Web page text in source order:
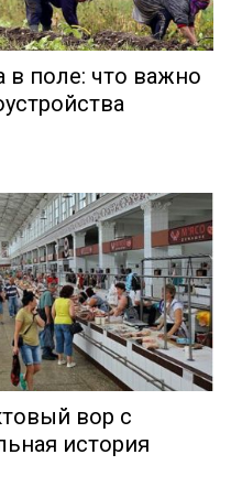
в поле: что важно
вор с
история